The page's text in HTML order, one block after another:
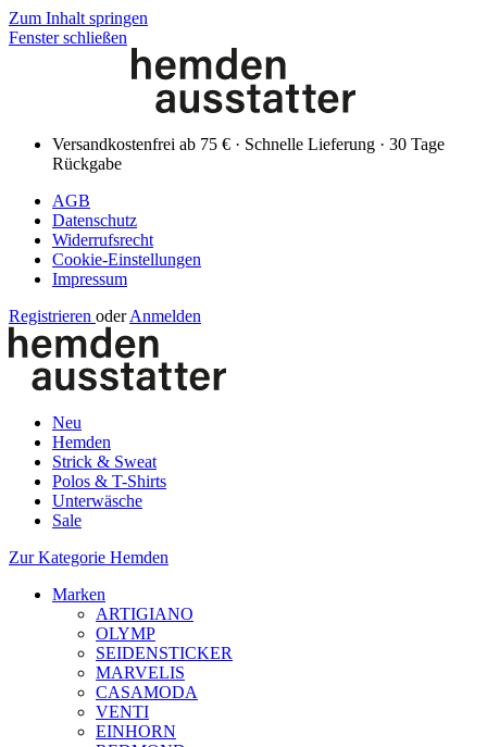
Zum Inhalt springen
Fenster schließen
Versandkostenfrei ab 75 € · Schnelle Lieferung · 30 Tage
Rückgabe
AGB
Datenschutz
Widerrufsrecht
Cookie-Einstellungen
Impressum
Registrieren oder Anmelden
Neu
Hemden
Strick & Sweat
Polos & T-Shirts
Unterwäsche
Sale
Zur Kategorie Hemden
Marken
ARTIGIANO
OLYMP
SEIDENSTICKER
MARVELIS
CASAMODA
VENTI
EINHORN